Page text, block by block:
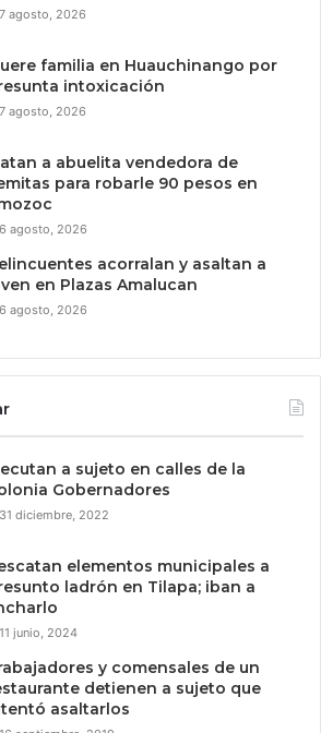
7 agosto, 2026
familia en Huauchinango por
intoxicación
7 agosto, 2026
a abuelita vendedora de
para robarle 90 pesos en
6 agosto, 2026
acorralan y asaltan a
en Plazas Amalucan
6 agosto, 2026
a sujeto en calles de la
Gobernadores
31 diciembre, 2022
elementos municipales a
ladrón en Tilapa; iban a
11 junio, 2024
y comensales de un
detienen a sujeto que
asaltarlos